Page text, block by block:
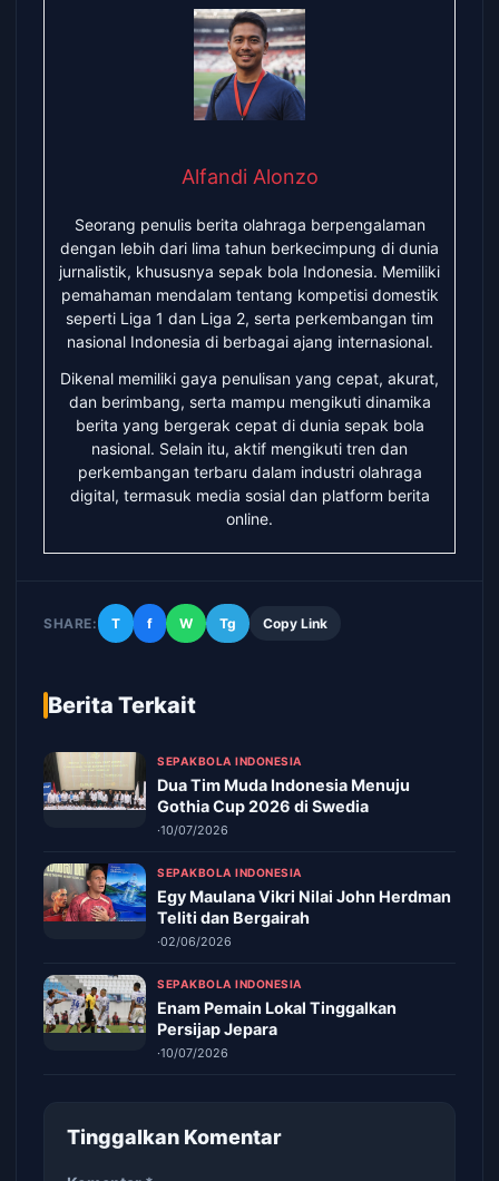
Alfandi Alonzo
Seorang penulis berita olahraga berpengalaman
dengan lebih dari lima tahun berkecimpung di dunia
jurnalistik, khususnya sepak bola Indonesia. Memiliki
pemahaman mendalam tentang kompetisi domestik
seperti Liga 1 dan Liga 2, serta perkembangan tim
nasional Indonesia di berbagai ajang internasional.
Dikenal memiliki gaya penulisan yang cepat, akurat,
dan berimbang, serta mampu mengikuti dinamika
berita yang bergerak cepat di dunia sepak bola
nasional. Selain itu, aktif mengikuti tren dan
perkembangan terbaru dalam industri olahraga
digital, termasuk media sosial dan platform berita
online.
SHARE: T f W Tg Copy Link
Berita Terkait
SEPAKBOLA INDONESIA
Dua Tim Muda Indonesia Menuju
Gothia Cup 2026 di Swedia
·10/07/2026
SEPAKBOLA INDONESIA
Egy Maulana Vikri Nilai John Herdman
Teliti dan Bergairah
·02/06/2026
SEPAKBOLA INDONESIA
Enam Pemain Lokal Tinggalkan
Persijap Jepara
·10/07/2026
Tinggalkan Komentar